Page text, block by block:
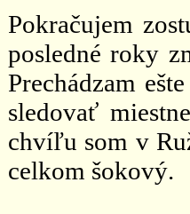
Pokračujem
posledné roky
Prechádzam
sledovať
chvíľu som v
celkom šokový.